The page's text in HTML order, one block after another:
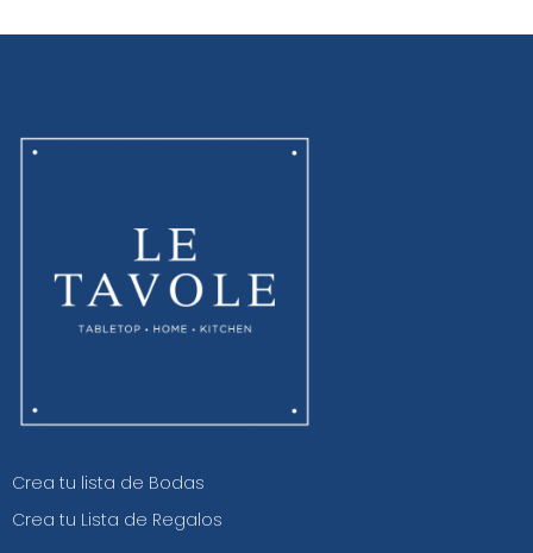
Crea tu lista de Bodas
Crea tu Lista de Regalos